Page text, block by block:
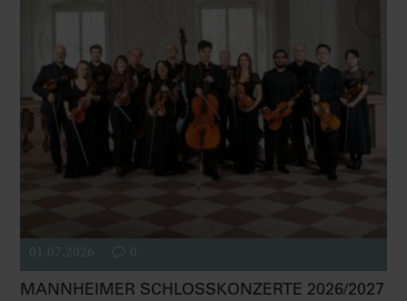
01.07.2026 0
MANNHEIMER SCHLOSSKONZERTE 2026/2027